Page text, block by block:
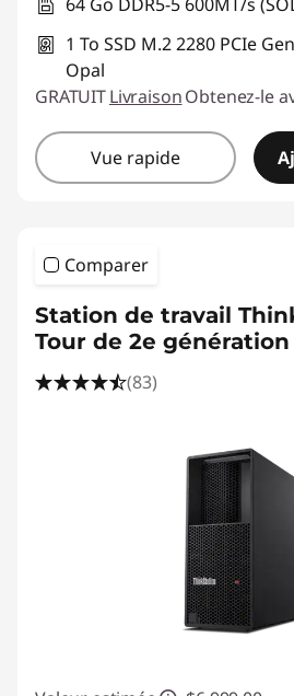
1 To SSD M.2 2280 PCIe
Opal
GRATUITLivraisonObtenez-le
Vue rapide
Comparer
Station de travail
Tour de 2e
(83)